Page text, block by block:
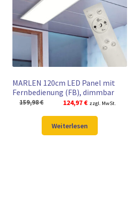
MARLEN 120cm LED Panel mit
Fernbedienung (FB), dimmbar
159,98€
Ursprünglicher
war:
159,98 €
124,97€Aktueller
124,97 €.
zzgl. MwSt.
Weiterlesen